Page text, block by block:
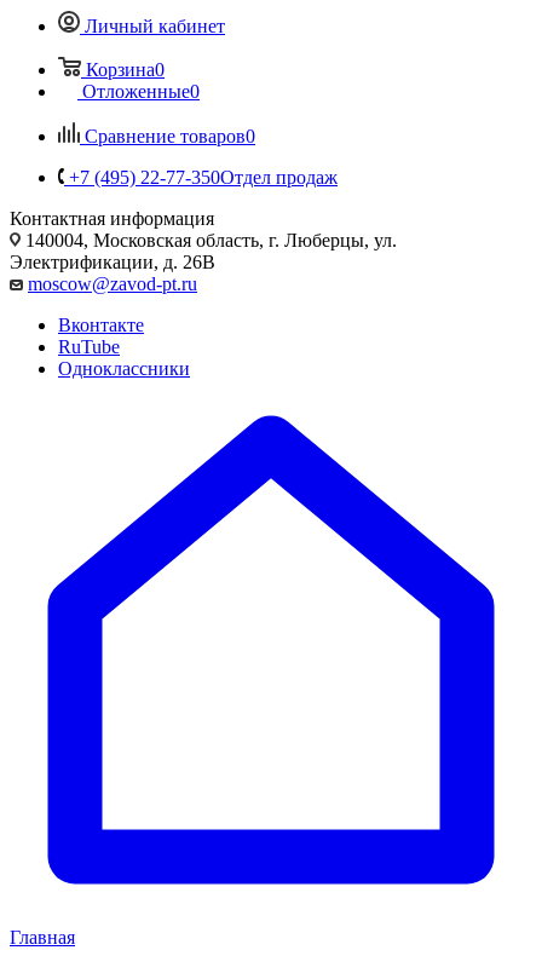
Личный кабинет
Корзина0
Отложенные0
Сравнение товаров0
+7 (495) 22-77-350Отдел продаж
Контактная информация
140004, Московская область, г. Люберцы, ул.
Электрификации, д. 26В
moscow@zavod-pt.ru
Вконтакте
RuTube
Одноклассники
Главная